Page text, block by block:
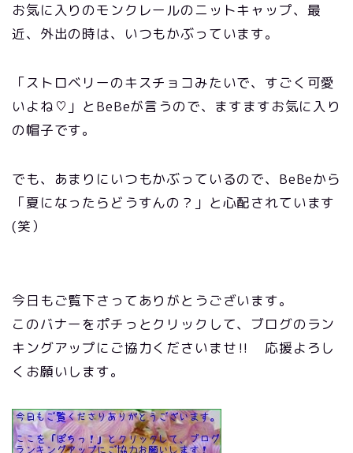
お気に入りのモンクレールのニットキャップ、最
近、外出の時は、いつもかぶっています。
「ストロベリーのキスチョコみたいで、すごく可愛
いよね♡」とBeBeが言うので、ますますお気に入り
の帽子です。
でも、あまりにいつもかぶっているので、BeBeから
「夏になったらどうすんの？」と心配されています
(笑）
今日もご覧下さってありがとうございます。
このバナーをポチっとクリックして、ブログのラン
キングアップにご協力くださいませ‼ 応援よろし
くお願いします。